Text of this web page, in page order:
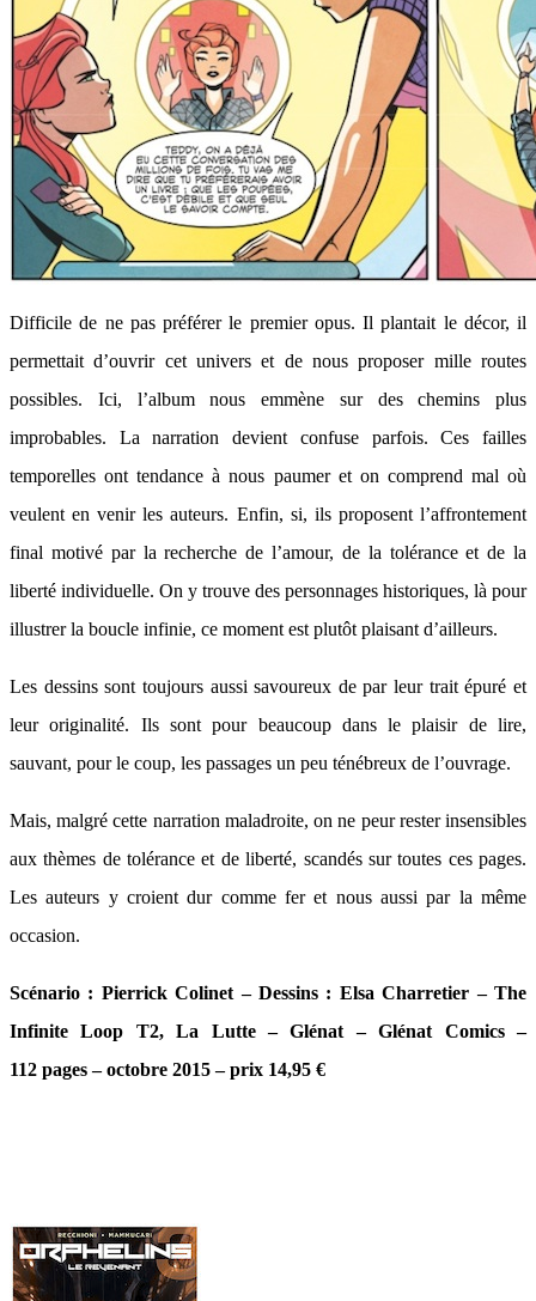
Difficile de ne pas préférer le premier opus. Il plantait le décor, il
permettait d’ouvrir cet univers et de nous proposer mille routes
possibles. Ici, l’album nous emmène sur des chemins plus
improbables. La narration devient confuse parfois. Ces failles
temporelles ont tendance à nous paumer et on comprend mal où
veulent en venir les auteurs. Enfin, si, ils proposent l’affrontement
final motivé par la recherche de l’amour, de la tolérance et de la
liberté individuelle. On y trouve des personnages historiques, là pour
illustrer la boucle infinie, ce moment est plutôt plaisant d’ailleurs.
Les dessins sont toujours aussi savoureux de par leur trait épuré et
leur originalité. Ils sont pour beaucoup dans le plaisir de lire,
sauvant, pour le coup, les passages un peu ténébreux de l’ouvrage.
Mais, malgré cette narration maladroite, on ne peur rester insensibles
aux thèmes de tolérance et de liberté, scandés sur toutes ces pages.
Les auteurs y croient dur comme fer et nous aussi par la même
occasion.
Scénario : Pierrick Colinet – Dessins : Elsa Charretier – The
Infinite Loop T2, La Lutte – Glénat – Glénat Comics –
112 pages – octobre 2015 – prix 14,95 €